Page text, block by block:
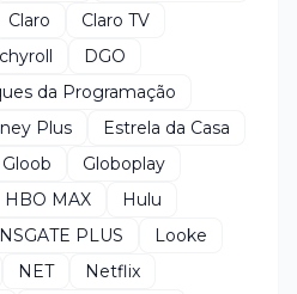
Claro
Claro TV
DGO
da Programação
Plus
Estrela da Casa
Globoplay
HBO MAX
Hulu
PLUS
Looke
NET
Netflix